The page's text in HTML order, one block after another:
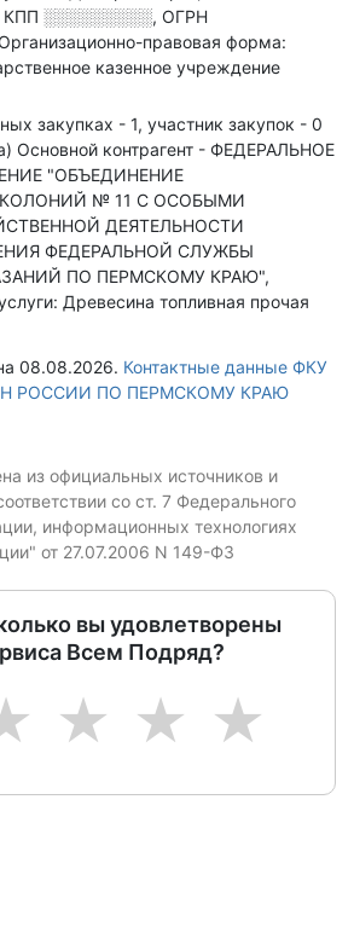
КПП ░░░░░░░░░, ОГРН
правовая форма:
казенное учреждение
закупках - 1, участник закупок - 0
Основной контрагент - ФЕДЕРАЛЬНОЕ
"ОБЪЕДИНЕНИЕ
№ 11 С ОСОБЫМИ
ДЕЯТЕЛЬНОСТИ
ФЕДЕРАЛЬНОЙ СЛУЖБЫ
ПО ПЕРМСКОМУ КРАЮ",
Древесина топливная прочая
08.08.2026. Контактные данные ФКУ
РОССИИ ПО ПЕРМСКОМУ КРАЮ
из официальных источников и
со ст. 7 Федерального
информационных технологиях
от 27.07.2006 N 149-ФЗ
вы удовлетворены
Всем Подряд?
5
4
3